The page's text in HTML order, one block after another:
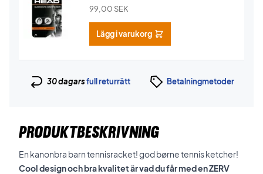
99,00 SEK
Lägg i varukorg
30 dagarsfull returrätt Betalningmetoder
PRODUKTBESKRIVNING
En kanonbra barn tennisracket! god børne tennis ketcher!
Cool design och bra kvalitet är vad du får med en ZERV